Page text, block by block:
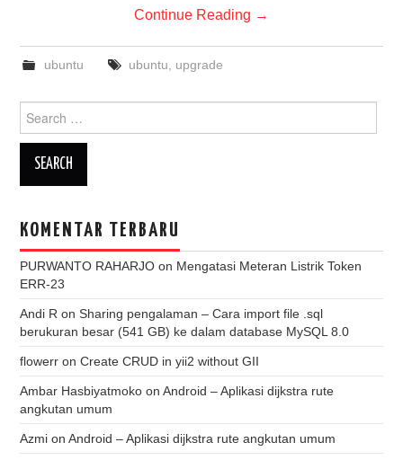
Continue Reading →
ubuntu ubuntu upgrade
for:
KOMENTAR TERBARU
PURWANTO RAHARJO on Mengatasi Meteran Listrik Token
ERR-23
Andi R onSharing pengalaman – Cara import file .sql
berukuran besar (541 GB) ke dalam database MySQL 8.0
flowerr onCreate CRUD in yii2 without GII
Ambar Hasbiyatmoko onAndroid – Aplikasi dijkstra rute
angkutan umum
Azmi onAndroid – Aplikasi dijkstra rute angkutan umum